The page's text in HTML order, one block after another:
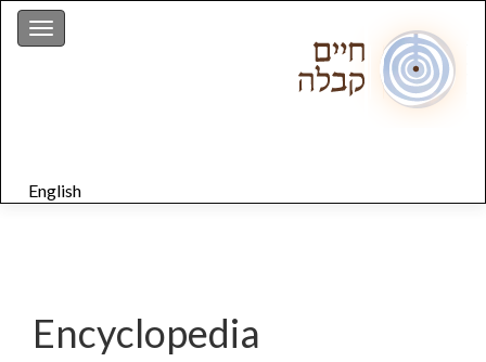
English
Encyclopedia